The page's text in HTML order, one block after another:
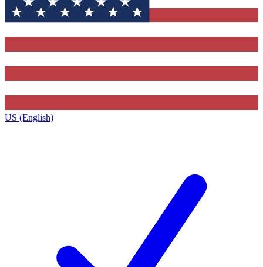
US (English)